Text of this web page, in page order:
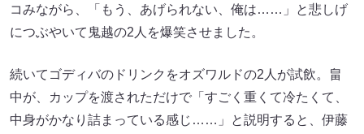
コみながら、「もう、あげられない、俺は……」と悲しげ
につぶやいて鬼越の2人を爆笑させました。
続いてゴディバのドリンクをオズワルドの2人が試飲。畠
中が、カップを渡されただけで「すごく重くて冷たくて、
中身がかなり詰まっている感じ……」と説明すると、伊藤